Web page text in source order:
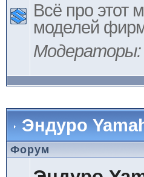
Всё про этот
моделей
Модераторы:
Эндуро
Форум